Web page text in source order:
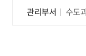
관리부서 수도